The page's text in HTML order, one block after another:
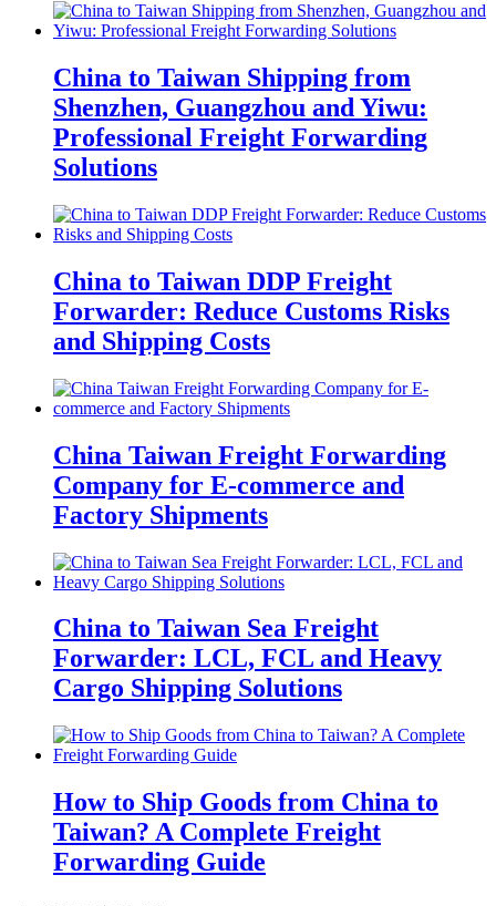
China to Taiwan Shipping from
Shenzhen, Guangzhou and Yiwu:
Professional Freight Forwarding
Solutions
China to Taiwan DDP Freight
Forwarder: Reduce Customs Risks
and Shipping Costs
China Taiwan Freight Forwarding
Company for E-commerce and
Factory Shipments
China to Taiwan Sea Freight
Forwarder: LCL, FCL and Heavy
Cargo Shipping Solutions
How to Ship Goods from China to
Taiwan? A Complete Freight
Forwarding Guide